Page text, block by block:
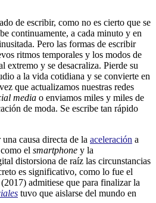
de escribir, como no es cierto que se
continuamente, a cada minuto y en
Pero las formas de escribir
ritmos temporales y los modos de
extremo y se desacraliza. Pierde su
a la vida cotidiana y se convierte en
que actualizamos nuestras redes
media o enviamos miles y miles de
de moda. Se escribe tan rápido
causa directa de la aceleración a
el smartphone y la
distorsiona de raíz las circunstancias
es significativo, como lo fue el
admitiese que para finalizar la
tuvo que aislarse del mundo en